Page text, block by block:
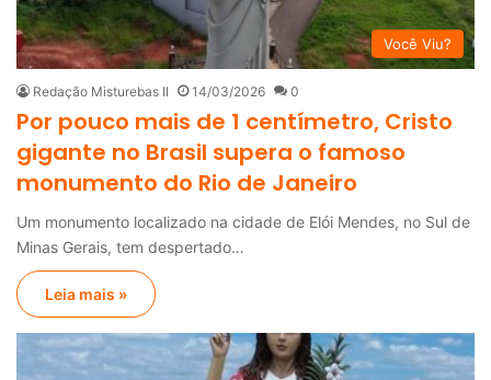
Você Viu?
Redação Misturebas II 14/03/2026 0
Por pouco mais de 1 centímetro, Cristo
gigante no Brasil supera o famoso
monumento do Rio de Janeiro
Um monumento localizado na cidade de Elói Mendes, no Sul de
Minas Gerais, tem despertado…
Leia mais »